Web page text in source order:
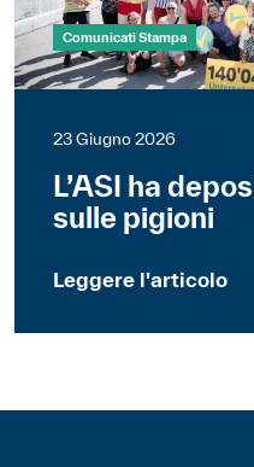
Comunicati Stampa
23 Giugno 2026
L’ASI ha
sulle pigioni
Leggere l'articolo